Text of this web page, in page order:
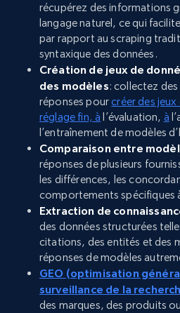
récupérez des informations
langage naturel, ce qui
par rapport au scraping
syntaxique des données.
Création de jeux de
des modèles: collectez
réponses pourcréer des
réglage fin, à l’évaluation, à
l’entraînement de modèles
Comparaison entre
réponses de plusieurs
les différences, les
comportements spécifiques
Extraction de
des données structurées
citations, des entités et des
réponses de modèles
GEO (optimisation
surveillance de la
des marques, des produits